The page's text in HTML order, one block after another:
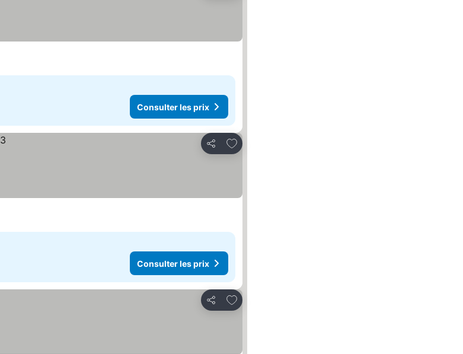
Consulter les prix
Partager
Ajouter à mes favoris
Consulter les prix
Partager
Ajouter à mes favoris